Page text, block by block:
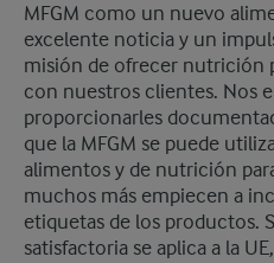
MFGM como un nuevo
excelente noticia y un
misión de ofrecer nutrición
con nuestros clientes. Nos
proporcionarles
que la MFGM se puede
alimentos y de nutrición
muchos más empiecen a
etiquetas de los productos.
satisfactoria se aplica a la